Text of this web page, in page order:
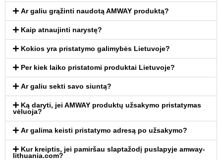
Ar galiu grąžinti naudotą AMWAY produktą?
Kaip atnaujinti narystę?
Kokios yra pristatymo galimybės Lietuvoje?
Per kiek laiko pristatomi produktai Lietuvoje?
Ar galiu sekti savo siuntą?
Ką daryti, jei AMWAY produktų užsakymo pristatymas
vėluoja?
Ar galima keisti pristatymo adresą po užsakymo?
Kur kreiptis, jei pamiršau slaptažodį puslapyje amway-
lithuania.com?